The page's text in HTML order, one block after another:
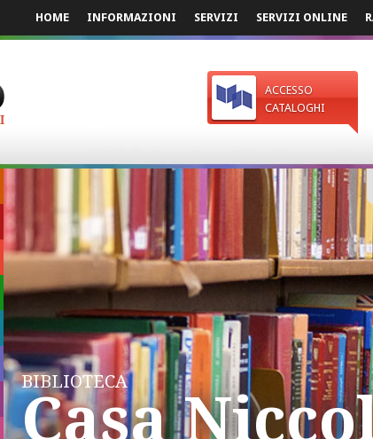
HOME INFORMAZIONI SERVIZI SERVIZI ONLINE
ACCESSO
CATALOGHI
BIBLIOTECA
Casa